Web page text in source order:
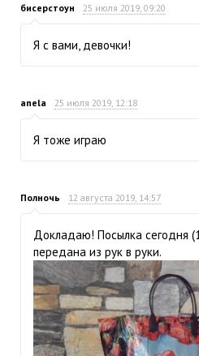
бисерстоун 25 июля 2019, 09:20
Я с вами, девочки!
anela 25 июля 2019, 12:18
Я тоже играю
Полночь 12 августа 2019, 14:57
Докладаю! Посылка сегодня
передана из рук в руки.